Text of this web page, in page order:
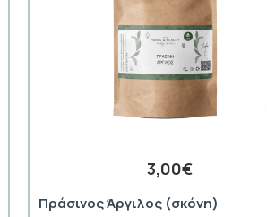
3,00€
Πράσινος Άργιλος (σκόνη)